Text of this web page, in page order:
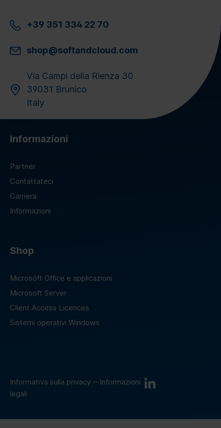
+39 351 334 22 70
shop@softandcloud.com
Via Campi della Rienza 30
39031 Brunico
Italy
Informazioni
Partner
Contattateci
Carriera
Informazioni
Shop
Microsoft Office e applicazioni
Microsoft Server
Client Access Licences
Sistemi operativi Windows
Informativa sulla privacy – Informazioni
legali